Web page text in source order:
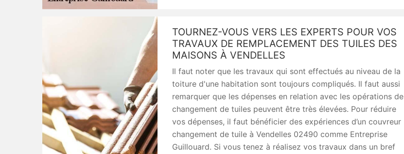
TOURNEZ-VOUS VERS LES EXPERTS POUR VOS
TRAVAUX DE REMPLACEMENT DES TUILES DES
MAISONS À VENDELLES
Il faut noter que les travaux qui sont effectués au niveau de la
toiture d'une habitation sont toujours compliqués. Il faut aussi
remarquer que les dépenses en relation avec les opérations de
changement de tuiles peuvent être très élevées. Pour réduire
vos dépenses, il faut bénéficier des expériences d’un couvreur
changement de tuile à Vendelles 02490 comme Entreprise
Guillouard. Si vous tenez à réalisez vos travaux dans un bref